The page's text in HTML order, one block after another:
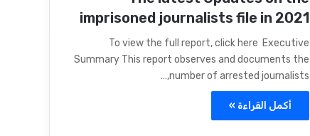
imprisoned journalists file in 2021
To view the full report, click here ​ Executive
Summary This report observes and documents the
number of arrested journalists,…
أكمل القراءة »